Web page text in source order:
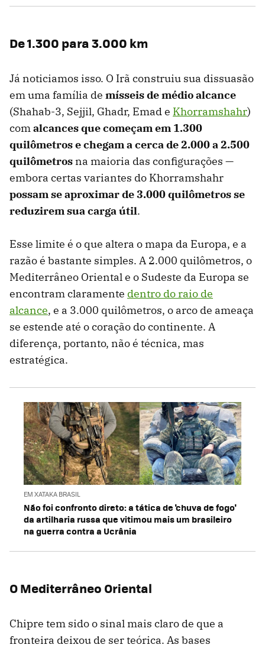
De 1.300 para 3.000 km
Já noticiamos isso. O Irã construiu sua dissuasão
em uma família de mísseis de médio alcance
(Shahab-3, Sejjil, Ghadr, Emad e Khorramshahr)
comalcances que começam em 1.300
quilômetros e chegam a cerca de 2.000 a 2.500
quilômetros na maioria das configurações —
embora certas variantes do Khorramshahr
possam se aproximar de 3.000 quilômetros se
reduzirem sua carga útil.
Esse limite é o que altera o mapa da Europa, e a
razão é bastante simples. A 2.000 quilômetros, o
Mediterrâneo Oriental e o Sudeste da Europa se
encontram claramente dentro do raio de
alcance, e a 3.000 quilômetros, o arco de ameaça
se estende até o coração do continente. A
diferença, portanto, não é técnica, mas
estratégica.
EM XATAKA BRASIL
Não foi confronto direto: a tática de 'chuva de fogo'
da artilharia russa que vitimou mais um brasileiro
na guerra contra a Ucrânia
O Mediterrâneo Oriental
Chipre tem sido o sinal mais claro de que a
fronteira deixou de ser teórica. As bases